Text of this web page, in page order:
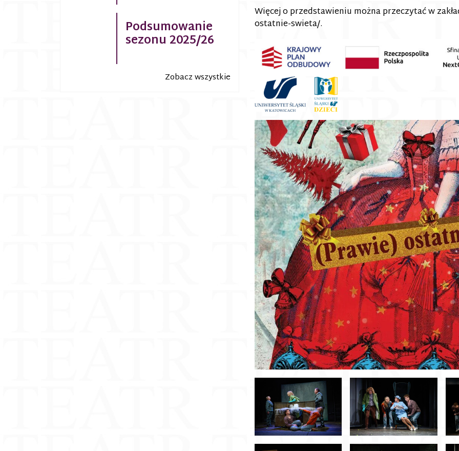
Więcej o przedstawieniu można przeczytać w
ostatnie-swieta/.
Podsumowanie
sezonu 2025/26
Zobacz wszystkie